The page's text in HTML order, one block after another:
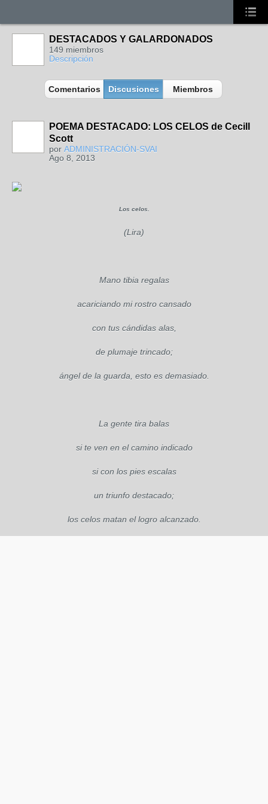
DESTACADOS Y GALARDONADOS
149 miembros
Descripción
Comentarios Discusiones Miembros
POEMA DESTACADO: LOS CELOS de Cecill
Scott
por ADMINISTRACIÓN-SVAI
Ago 8, 2013
Los celos.
(Lira)
Mano tibia regalas
acariciando mi rostro cansado
con tus cándidas alas,
de plumaje trincado;
ángel de la guarda, esto es demasiado.
La gente tira balas
si te ven en el camino indicado
si con los pies escalas
un triunfo destacado;
los celos matan el logro alcanzado.